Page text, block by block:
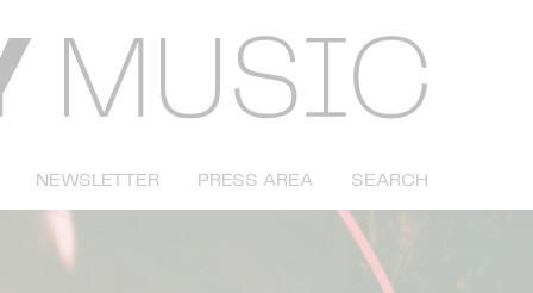
NEWSLETTER PRESS AREA SEARCH